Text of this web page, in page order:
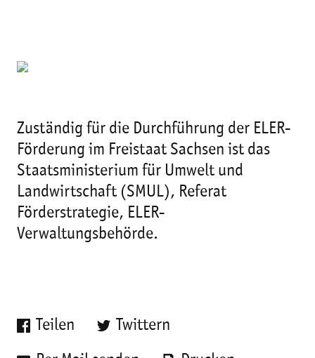
Zuständig für die Durchführung der ELER-
Förderung im Freistaat Sachsen ist das
Staatsministerium für Umwelt und
Landwirtschaft (SMUL), Referat
Förderstrategie, ELER-
Verwaltungsbehörde.
Teilen Twittern